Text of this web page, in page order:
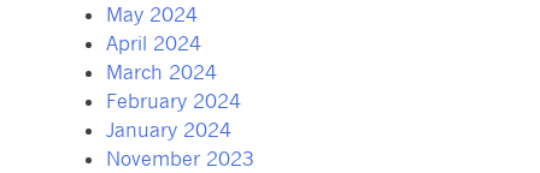
May 2024
April 2024
March 2024
February 2024
January 2024
November 2023